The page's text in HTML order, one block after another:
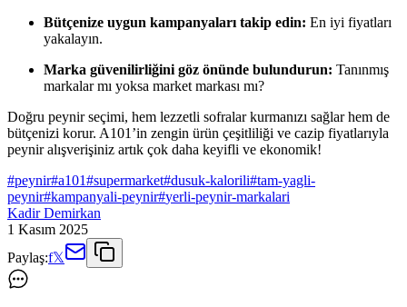
Bütçenize uygun kampanyaları takip edin: En iyi fiyatları
yakalayın.
Marka güvenilirliğini göz önünde bulundurun: Tanınmış
markalar mı yoksa market markası mı?
Doğru peynir seçimi, hem lezzetli sofralar kurmanızı sağlar hem de
bütçenizi korur. A101’in zengin ürün çeşitliliği ve cazip fiyatlarıyla
peynir alışverişiniz artık çok daha keyifli ve ekonomik!
#peynir#a101#supermarket#dusuk-kalorili#tam-yagli-
peynir#kampanyali-peynir#yerli-peynir-markalari
Kadir Demirkan
1 Kasım 2025
Paylaş:f𝕏